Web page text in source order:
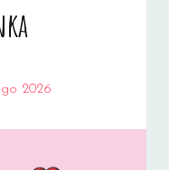
2026